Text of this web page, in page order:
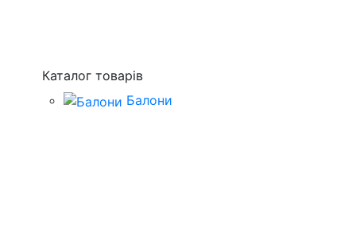
Каталог товарів
Балони